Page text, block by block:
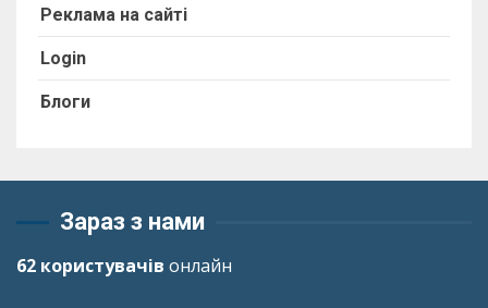
Реклама на сайті
Login
Блоги
Зараз з нами
62 користувачів онлайн